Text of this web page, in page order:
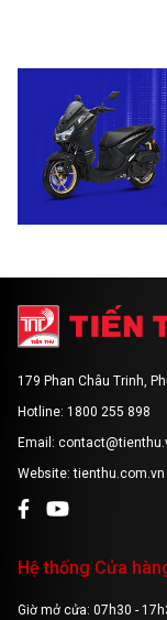
179 Phan Châu Trinh,
Hotline: 1800 255 898
Email:
Website: tienthu.com.vn
Hệ thống Cửa
Giờ mở cửa: 07h30 -